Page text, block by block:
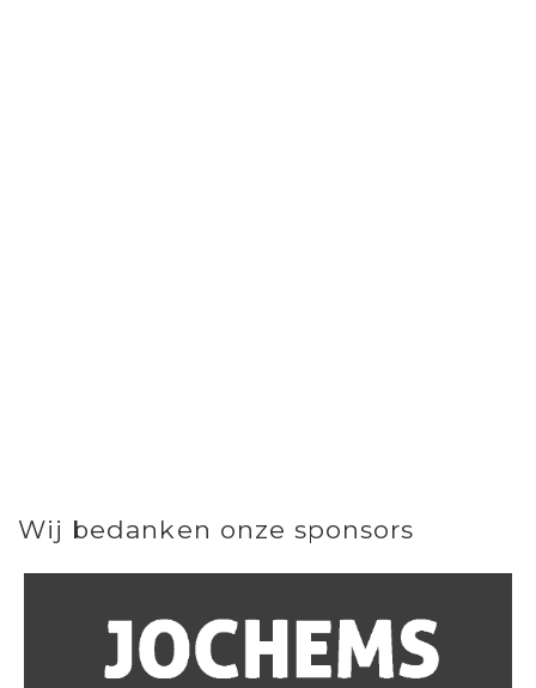
Wij bedanken onze sponsors